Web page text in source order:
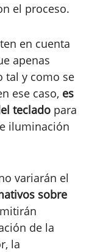
el proceso.
en cuenta
apenas
tal y como se
ese caso, es
teclado para
iluminación
variarán el
sobre
de la
la